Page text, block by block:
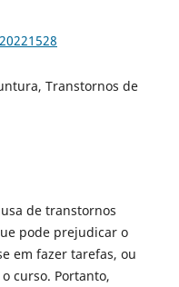
Transtornos de
de transtornos
pode prejudicar o
em fazer tarefas, ou
curso. Portanto,